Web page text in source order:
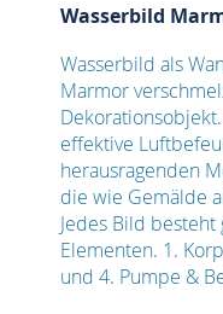
Wasserbild
Wasserbild als
Marmor
effektive
herausragenden
die wie Gemälde
Jedes Bild
Elementen. 1.
und 4. Pumpe &